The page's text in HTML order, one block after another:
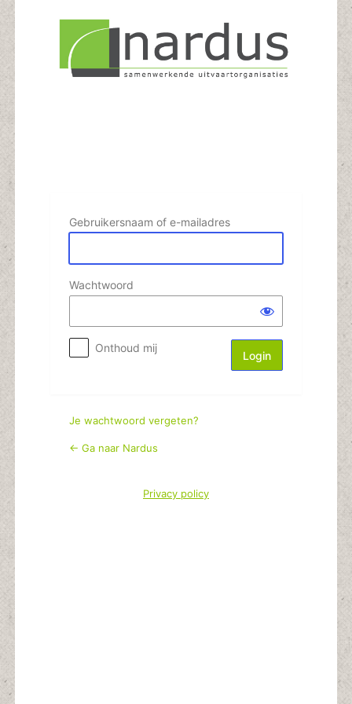
Login
Gebruikersnaam of e-mailadres
Wachtwoord
Onthoud mij
Je wachtwoord vergeten?
← Ga naar Nardus
Privacy policy